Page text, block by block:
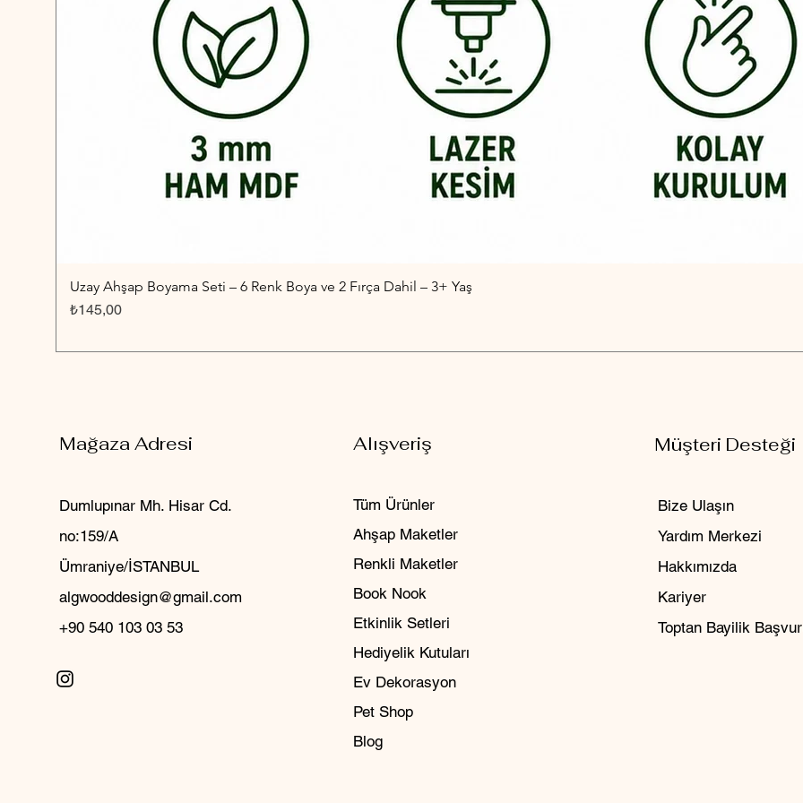
Uzay Ahşap Boyama Seti – 6 Renk Boya ve 2 Fırça Dahil – 3+ Yaş
Fiyat
₺145,00
Mağaza Adresi
Dumlupınar Mh. Hisar Cd.
no:159/A
Ümraniye/İSTANBUL
algwooddesign@gmail.com
+90 540 103 03 53
Alışveriş
Tüm Ürünler
Ahşap Maketler
Renkli Maketler
Book Nook
Etkinlik Setleri
Hediyelik Kutuları
Ev Dekorasyon
Pet Shop
Blog
Müşteri Desteği
Bize Ulaşın
Yardım Merkezi
Hakkımızda
Kariyer
Toptan Bayilik